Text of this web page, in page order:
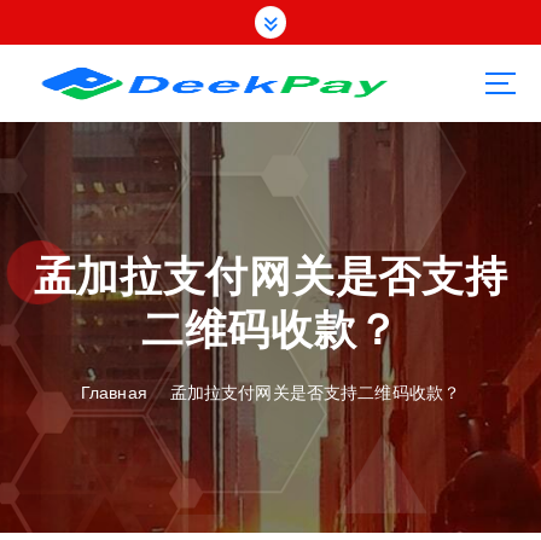
е
й
о
д
р
ю
孟加拉支付网关是否支持
二维码收款？
Главная 孟加拉支付网关是否支持二维码收款？